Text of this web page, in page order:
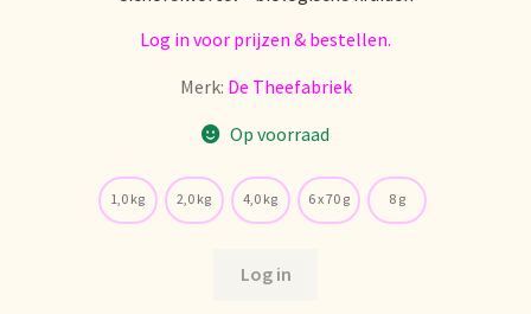
Log in voor prijzen & bestellen.
Merk: De Theefabriek
Op voorraad
1,0 kg 2,0 kg 4,0 kg 6 x 70 g 8 g
Log in